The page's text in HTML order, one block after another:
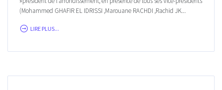
(Mohammed GHAFIR EL IDRISSI ,Marouane RACHDI ,Rachid JK...
LIRE PLUS...